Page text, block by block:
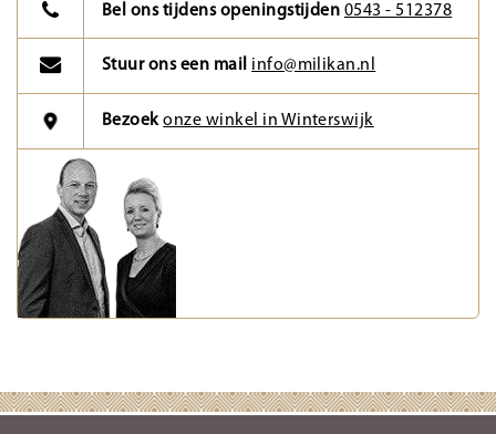
Bel ons tijdens openingstijden 0543 - 512378
Stuur ons een mail info@milikan.nl
Bezoekonze winkel in Winterswijk